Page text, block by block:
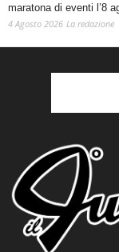
maratona di eventi l’8
4 Agosto 2026 La redazione